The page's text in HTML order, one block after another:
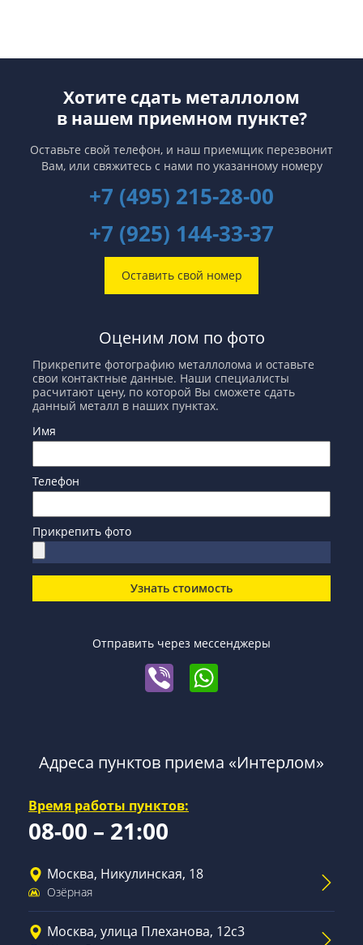
Хотите сдать металлолом
в нашем приемном пункте?
Оставьте свой телефон, и наш приемщик перезвонит
Вам, или свяжитесь с нами по указанному номеру
+7 (495) 215-28-00
+7 (925) 144-33-37
Оставить свой номер
Оценим лом по фото
Прикрепите фотографию металлолома и оставьте
свои контактные данные. Наши специалисты
расчитают цену, по которой Вы сможете сдать
данный металл в наших пунктах.
Имя
Телефон
Прикрепить фото
Узнать стоимость
Отправить через мессенджеры
Адреса пунктов приема «Интерлом»
Время работы пунктов:
08-00 – 21:00
Москва, Никулинская, 18
Озёрная
Москва, улица Плеханова, 12с3